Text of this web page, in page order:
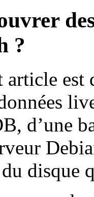
?
article est
d’une
disque